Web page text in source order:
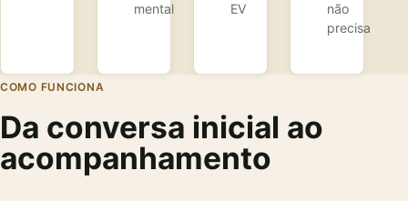
mental
EV
não
precisa
COMO FUNCIONA
Da conversa inicial ao
acompanhamento